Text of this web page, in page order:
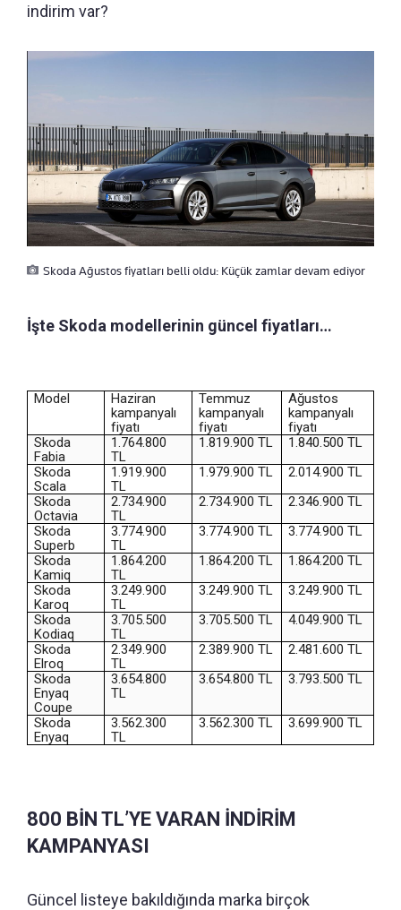
indirim var?
Skoda Ağustos fiyatları belli oldu: Küçük zamlar devam ediyor
İşte Skoda modellerinin güncel fiyatları…
Model
Haziran
kampanyalı
fiyatı
Temmuz
kampanyalı
fiyatı
Ağustos
kampanyalı
fiyatı
Skoda
Fabia
1.764.800
TL
1.819.900 TL
1.840.500 TL
Skoda
Scala
1.919.900
TL
1.979.900 TL
2.014.900 TL
Skoda
Octavia
2.734.900
TL
2.734.900 TL
2.346.900 TL
Skoda
Superb
3.774.900
TL
3.774.900 TL
3.774.900 TL
Skoda
Kamiq
1.864.200
TL
1.864.200 TL
1.864.200 TL
Skoda
Karoq
3.249.900
TL
3.249.900 TL
3.249.900 TL
Skoda
Kodiaq
3.705.500
TL
3.705.500 TL
4.049.900 TL
Skoda
Elroq
2.349.900
TL
2.389.900 TL
2.481.600 TL
Skoda
Enyaq
Coupe
3.654.800
TL
3.654.800 TL 3.793.500 TL
Skoda
Enyaq
3.562.300
TL
3.562.300 TL 3.699.900 TL
800 BİN TL’YE VARAN İNDİRİM
KAMPANYASI
Güncel listeye bakıldığında marka birçok